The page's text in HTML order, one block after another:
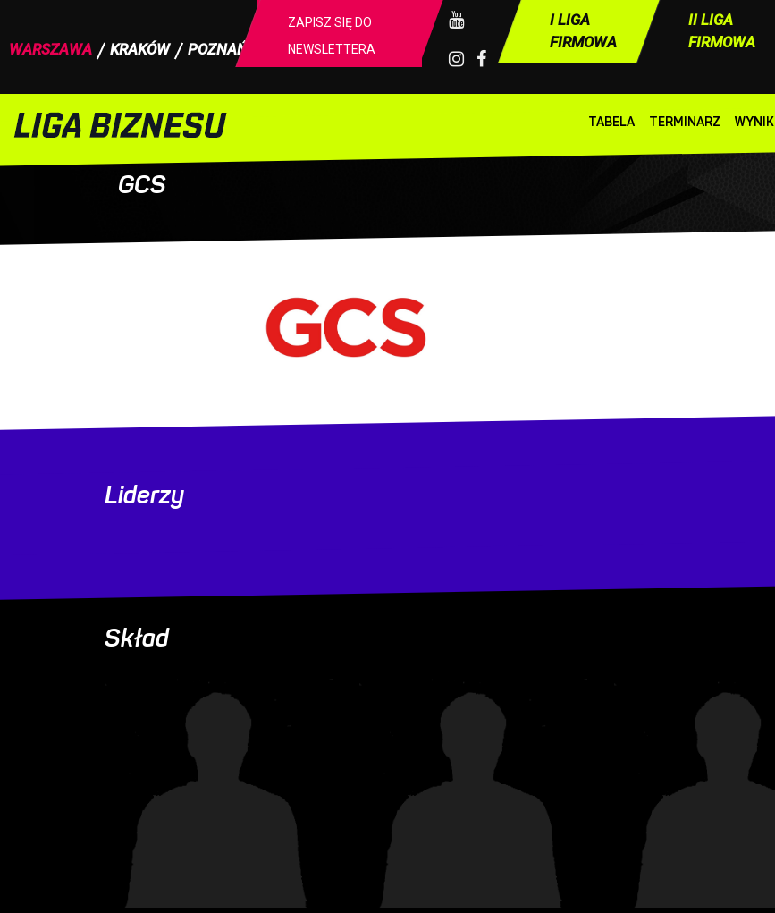
WARSZAWA KRAKÓW POZNAŃ
ZAPISZ SIĘ DO
NEWSLETTERA
I LIGA
FIRMOWA
II LIGA
FIRMOWA
TABELA TERMINARZ WYNIKI
Strona główna Warszawa
GCS
Liderzy
Skład